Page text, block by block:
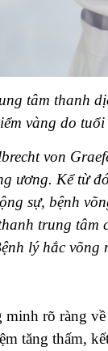
tâm thanh
vàng do
von
ương. Kể từ
sự, bệnh
trung tâm
lý hắc
minh rõ ràng
tăng thấm,